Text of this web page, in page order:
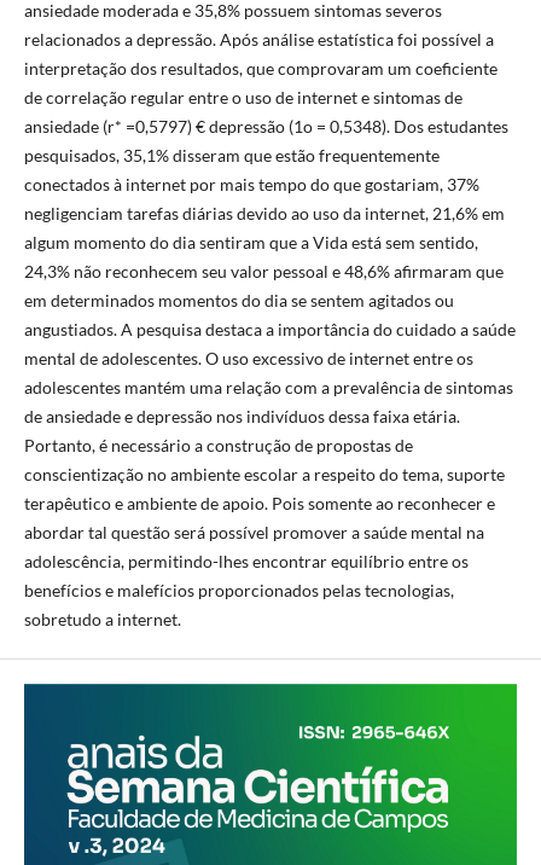
ansiedade moderada e 35,8% possuem sintomas severos
relacionados a depressão. Após análise estatística foi possível a
interpretação dos resultados, que comprovaram um coeficiente
de correlação regular entre o uso de internet e sintomas de
ansiedade (r* =0,5797) € depressão (1o = 0,5348). Dos estudantes
pesquisados, 35,1% disseram que estão frequentemente
conectados à internet por mais tempo do que gostariam, 37%
negligenciam tarefas diárias devido ao uso da internet, 21,6% em
algum momento do dia sentiram que a Vida está sem sentido,
24,3% não reconhecem seu valor pessoal e 48,6% afirmaram que
em determinados momentos do dia se sentem agitados ou
angustiados. A pesquisa destaca a importância do cuidado a saúde
mental de adolescentes. O uso excessivo de internet entre os
adolescentes mantém uma relação com a prevalência de sintomas
de ansiedade e depressão nos indivíduos dessa faixa etária.
Portanto, é necessário a construção de propostas de
conscientização no ambiente escolar a respeito do tema, suporte
terapêutico e ambiente de apoio. Pois somente ao reconhecer e
abordar tal questão será possível promover a saúde mental na
adolescência, permitindo-lhes encontrar equilíbrio entre os
benefícios e malefícios proporcionados pelas tecnologias,
sobretudo a internet.